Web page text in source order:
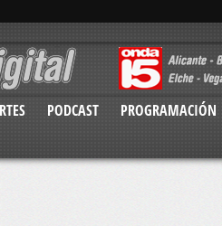
PODCAST PROGRAMACIÓN